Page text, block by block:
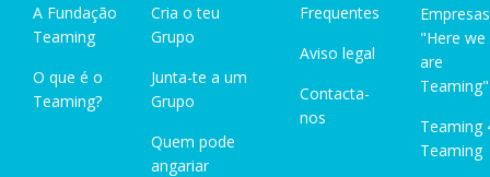
A Fundação
Teaming
O que é o
Teaming?
Cria o teu
Grupo
Junta-te a um
Grupo
Quem pode
angariar
Frequentes
Aviso legal
Contacta-
nos
Empresas
"Here we
are
Teaming"
Teaming
Teaming